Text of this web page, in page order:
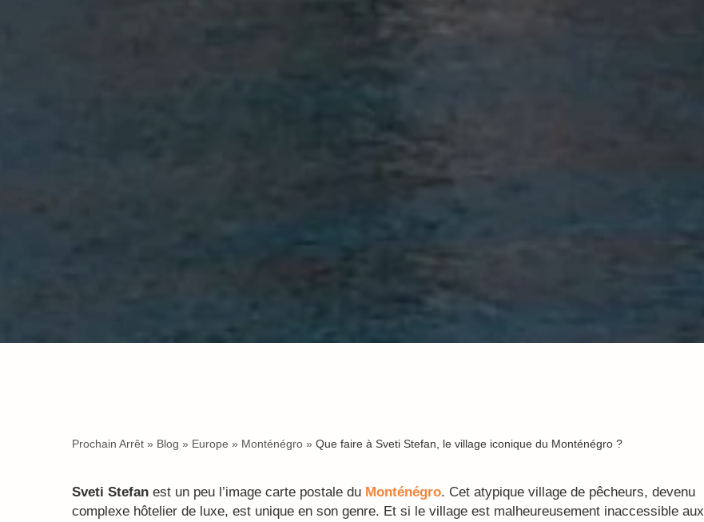
Prochain Arrêt » Blog » Europe » Monténégro » Que faire à Sveti Stefan, le village iconique du Monténégro ?
Sveti Stefan est un peu l’image carte postale du Monténégro. Cet atypique village de pêcheurs, devenu
complexe hôtelier de luxe, est unique en son genre. Et si le village est malheureusement inaccessible aux